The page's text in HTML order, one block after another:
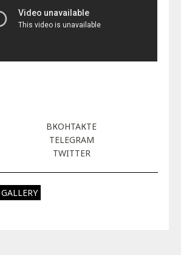
ВКОНТАКТЕ
TELEGRAM
TWITTER
GALLERY